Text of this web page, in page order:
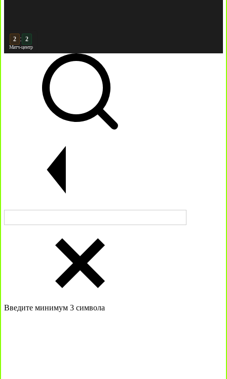
3 :
Матч-центр
Введите минимум 3 символа